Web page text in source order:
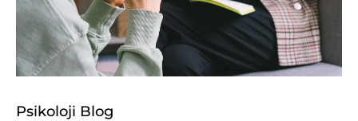
Psikoloji Blog